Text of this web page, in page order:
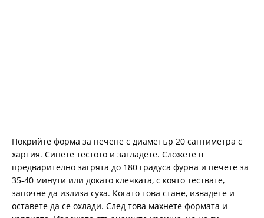
Покрийте форма за печене с диаметър 20 сантиметра с
хартия. Сипете тестото и загладете. Сложете в
предварително загрята до 180 градуса фурна и печете за
35-40 минути или докато клечката, с която тествате,
започне да излиза суха. Когато това стане, извадете и
оставете да се охлади. След това махнете формата и